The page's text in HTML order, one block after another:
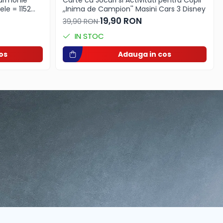
= 1152
delicată
,,Inima de Campion'' Masini Cars 3 Disney
39,90 RON19,90 RON
IN STOC
Adauga in cos